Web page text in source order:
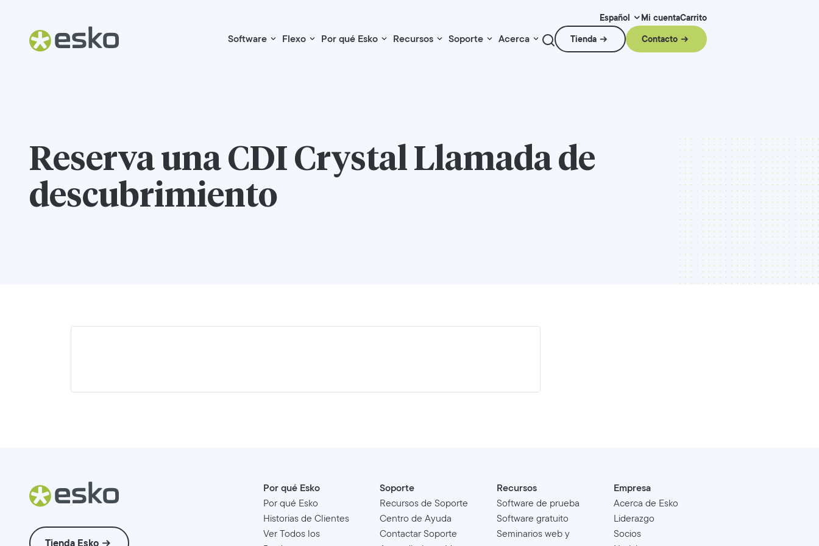
Español Mi cuentaCarrito
Software Flexo Por qué Esko Recursos Soporte Acerca Tienda Contacto
Reserva una CDI Crystal Llamada de
descubrimiento
Por qué Esko
Por qué Esko
Historias de Clientes
Ver Todos los
Soporte
Recursos de Soporte
Centro de Ayuda
Contactar Soporte
Recursos
Software de prueba
Software gratuito
Seminarios web y
Empresa
Acerca de Esko
Liderazgo
Socios